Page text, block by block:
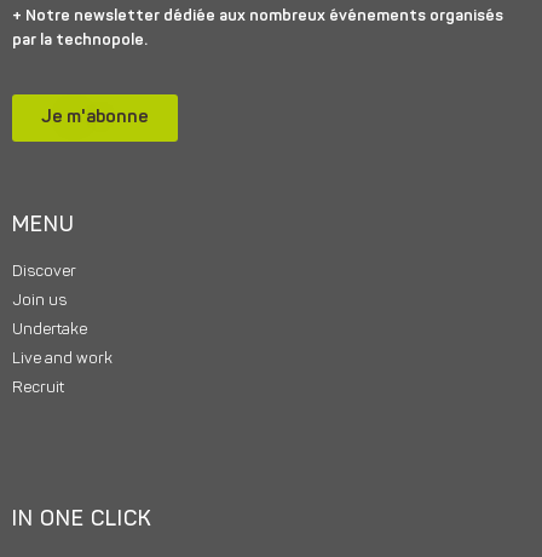
+ Notre newsletter dédiée aux nombreux événements organisés
par la technopole.
Je m'abonne
MENU
Discover
Join us
Undertake
Live and work
Recruit
IN ONE CLICK